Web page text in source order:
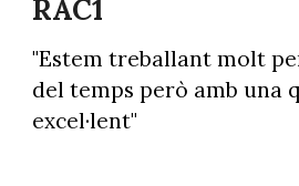
RAC1
"Estem treballant molt
del temps però amb una
excel·lent"